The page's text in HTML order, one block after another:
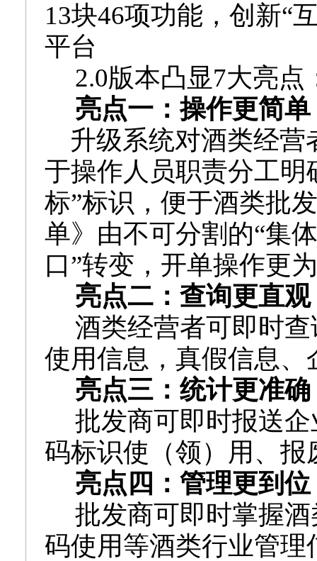
13块46项功能，创新“
平台
2.0版本凸显7大亮点
亮点一：操作更简单
升级系统对酒类经营
于操作人员职责分工明
标”标识，便于酒类批
单》由不可分割的“集
口”转变， 开单操作更
亮点二：查询更直观
酒类经营者可即时
使用信息，真假信息
亮点三：统计更准确
批发商可即时报送
码标识使（领）用、
亮点四：管理更到位
批发商可即时掌握
码使用等酒类行业管